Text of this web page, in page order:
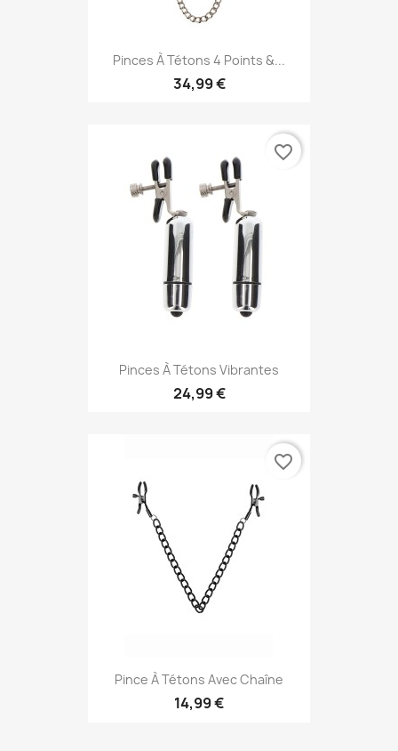
Pinces À Tétons 4 Points &...
34,99 €
Pinces À Tétons Vibrantes
24,99 €
favorite_border
Pince À Tétons Avec Chaîne
14,99 €
favorite_border